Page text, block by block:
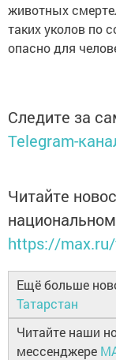
животных
таких уколов по
опасно для
Следите за
Telegram-
Читайте
https://
Ещё больше
Татарстан
Читайте наши
мессенджере